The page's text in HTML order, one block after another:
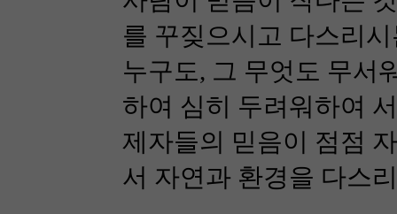
를 꾸짖으시고 다스리
누구도, 그 무엇도 무서
하여 심히 두려워하여
제자들의 믿음이 점점
서 자연과 환경을 다스